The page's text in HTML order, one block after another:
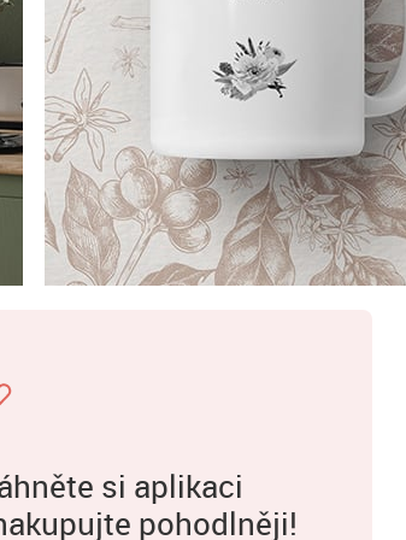
si aplikaci
pohodlněji!